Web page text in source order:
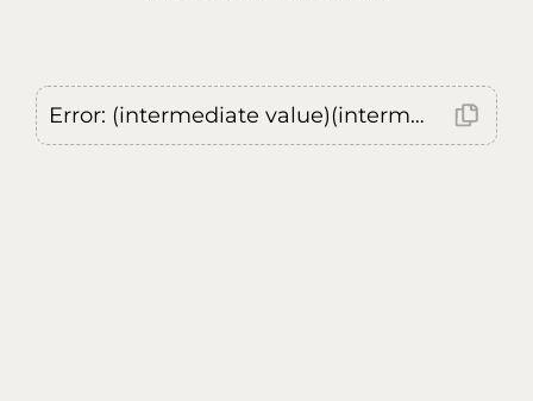
Error: (intermediate value)(intermediate value)(intermediate value).replaceAll is not a function